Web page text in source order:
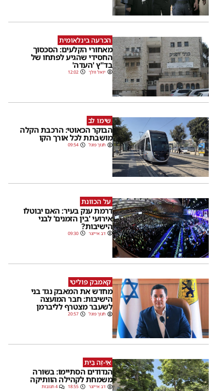
הכרעה בינלאומית
מאחורי הקלעים: הסכסוך
החסידי שהגיע לפתחו של
בד"ץ 'העדה'
יואל וולך 12:02
שימו לב
הבוקר הכאוטי: הרכבת הקלה
מושבתת לכל אורך הקו
חנוך פוגל 09:54
על הכוונת
דרמת ענק בעיר: האם יבוטלו
אירועי 'בין הזמנים' לבני
הישיבות?
דב אייזנר 09:30
קאמבק פוליטי
מחדש את המאבק נגד בני
הישיבות: חבר המועצה
לשעבר מצטרף לליברמן
חנוך פוגל 20:57
אֵי-זֶה בַּיִת
הנדודים הסתיימו: בשורה
משמחת לקהילה הוותיקה
דב אייזנר 18:55 4 תגובות